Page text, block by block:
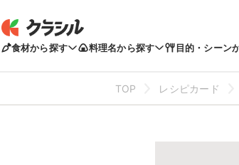
食材から探す 料理名から探す 目的・シーン
TOP レシピカード